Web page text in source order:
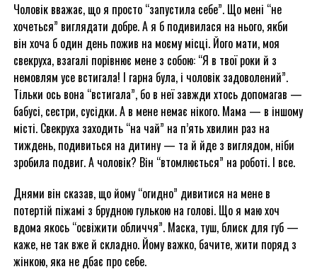
Чоловік вважає, що я просто “запустила себе”. Що мені “не
хочеться” виглядати добре. А я б подивилася на нього, якби
він хоча б один день пожив на моєму місці. Його мати, моя
свекруха, взагалі порівнює мене з собою: “Я в твої роки й з
немовлям усе встигала! І гарна була, і чоловік задоволений”.
Тільки ось вона “встигала”, бо в неї завжди хтось допомагав —
бабусі, сестри, сусідки. А в мене немає нікого. Мама — в іншому
місті. Свекруха заходить “на чай” на п’ять хвилин раз на
тиждень, подивиться на дитину — та й йде з виглядом, ніби
зробила подвиг. А чоловік? Він “втомлюється” на роботі. І все.
Днями він сказав, що йому “огидно” дивитися на мене в
потертій піжамі з брудною гулькою на голові. Що я маю хоч
вдома якось “освіжити обличчя”. Маска, туш, блиск для губ —
каже, не так вже й складно. Йому важко, бачите, жити поряд з
жінкою, яка не дбає про себе.